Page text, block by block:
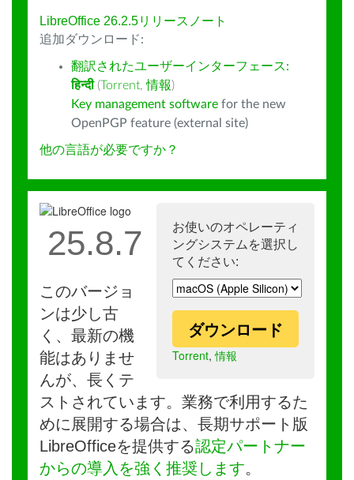
LibreOffice 26.2.5リリースノート
追加ダウンロード:
翻訳されたユーザーインターフェース:
हिन्दी (Torrent,情報)
Key management software for the new
OpenPGP feature (external site)
他の言語が必要ですか？
お使いのオペレーティ
ングシステムを選択し
てください:
ダウンロード
Torrent,情報
25.8.7
このバージョ
ンは少し古
く、最新の機
能はありませ
んが、長くテ
ストされています。業務で利用するた
めに展開する場合は、長期サポート版
LibreOfficeを提供する認定パートナー
からの導入を強く推奨します。